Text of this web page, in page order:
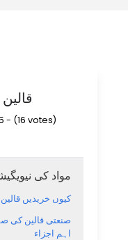
- (16 votes)
مواد کی
کیوں خریدیں
صنعتی قالین کی
اہم اجزاء